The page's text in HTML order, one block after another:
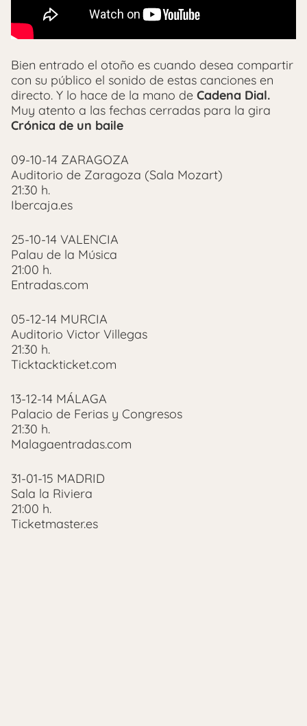
Bien entrado el otoño es cuando desea compartir
con su público el sonido de estas canciones en
directo. Y lo hace de la mano de Cadena Dial.
Muy atento a las fechas cerradas para la gira
Crónica de un baile
09-10-14 ZARAGOZA
Auditorio de Zaragoza (Sala Mozart)
21:30 h.
Ibercaja.es
25-10-14 VALENCIA
Palau de la Música
21:00 h.
Entradas.com
05-12-14 MURCIA
Auditorio Victor Villegas
21:30 h.
Ticktackticket.com
13-12-14 MÁLAGA
Palacio de Ferias y Congresos
21:30 h.
Malagaentradas.com
31-01-15 MADRID
Sala la Riviera
21:00 h.
Ticketmaster.es